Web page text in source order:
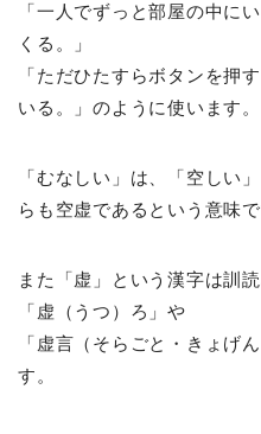
「一人でずっと部屋の中に
くる。」
「ただひたすらボタンを押
いる。」のように使います。
「むなしい」は、「空しい
らも空虚であるという意味で
また「虚」という漢字は訓読
「虚（うつ）ろ」や
「虚言（そらごと・きょげ
す。